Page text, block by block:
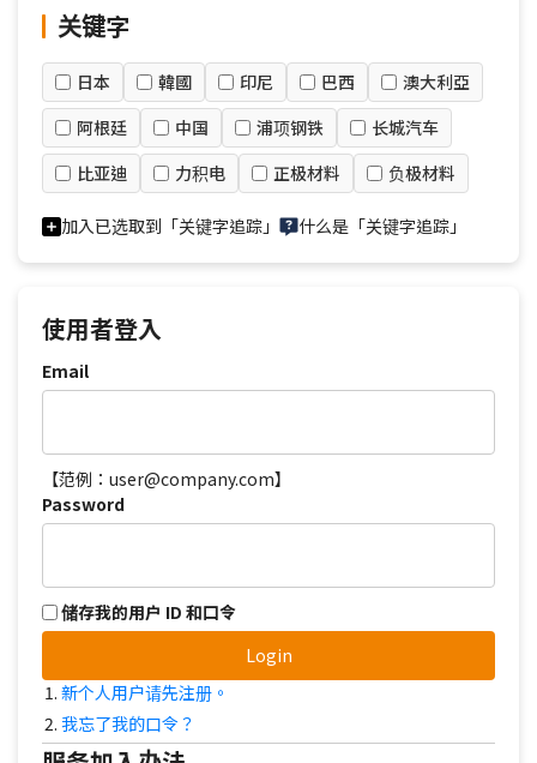
关键字
日本 韓國 印尼 巴西
澳大利亞
阿根廷
中国 浦项钢铁
长城汽车
比亚迪
力积电 正极材料 负极材料
加入已选取到「关键字追踪」 什么是「关键字追踪」
使用者登入
Email
【范例：user@company.com】
Password
储存我的用户 ID 和口令
Login
新个人用户请先注册。
我忘了我的口令？